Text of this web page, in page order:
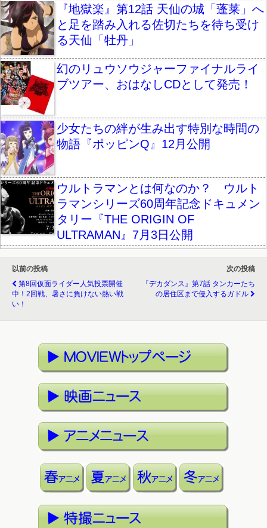
『地獄楽』第12話 天仙の城「蓬莱」へ
と足を踏み入れる佐切たちを待ち受け
る天仙「牡丹」
幻のリュウソウジャーファイナルライ
ブツアー、おはなしCDとして発売！
少女たちの絆が生み出す特別な時間の
物語『ポッピンQ』12月公開
ウルトラマンとは何なのか？ ウルト
ラマンシリーズ60周年記念ドキュメン
タリー『THE ORIGIN OF
ULTRAMAN』7月3日公開
以前の投稿
第8回仮面ライダー人気投票開催
中！2回戦、暑さに負けない熱い戦
い！
次の投稿
『デカダンス』第7話 タンカーたち
の居住区まで侵入するガドル